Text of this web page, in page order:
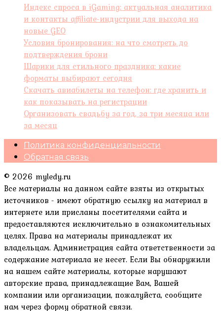
Индекс спроса в iGaming: актуальная аналитика
и контакты affiliate-индустрии для выхода на
новые GEO
Условия бронирования: на что смотреть до
подтверждения брони
Шарики для стильного праздника: какие
форматы выбирают сегодня
Скачать авиабилеты на телефон: где хранить и
как показывать на регистрации
Организовать свадьбу за год, за три месяца или
за месяц
Политика конфиденциальности
Обратная связь
© 2026 myledy.ru
Все материалы на данном сайте взяты из открытых
источников - имеют обратную ссылку на материал в
интернете или присланы посетителями сайта и
предоставляются исключительно в ознакомительных
целях. Права на материалы принадлежат их
владельцам. Администрация сайта ответственности за
содержание материала не несет. Если Вы обнаружили
на нашем сайте материалы, которые нарушают
авторские права, принадлежащие Вам, Вашей
компании или организации, пожалуйста, сообщите
нам через форму обратной связи.